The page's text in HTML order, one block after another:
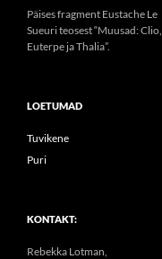
Päises fragment Eustache Le
Sueuri teosest “Muusad: Clio,
Euterpe ja Thalia”.
LOETUMAD
Tuvikene
Puri
KONTAKT:
Rebekka Lotman,